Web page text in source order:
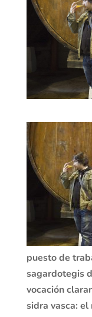
puesto de
sagardotegis
vocación
sidra vasca: